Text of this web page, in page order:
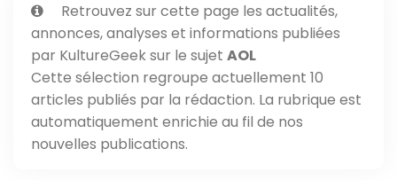
Retrouvez sur cette page les actualités,
annonces, analyses et informations publiées
par KultureGeek sur le sujet AOL
Cette sélection regroupe actuellement 10
articles publiés par la rédaction. La rubrique est
automatiquement enrichie au fil de nos
nouvelles publications.